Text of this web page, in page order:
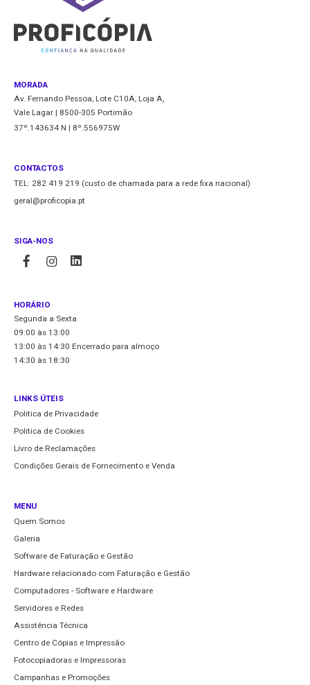
MORADA
Av. Fernando Pessoa, Lote C10A, Loja A,
Vale Lagar | 8500-305 Portimão
37º.143634 N | 8º.556975W
CONTACTOS
TEL: 282 419 219 (custo de chamada para a rede fixa nacional)
geral@proficopia.pt
SIGA-NOS
HORÁRIO
Segunda a Sexta
09:00 às 13:00
13:00 às 14:30 Encerrado para almoço
14:30 às 18:30
LINKS ÚTEIS
Politica de Privacidade
Politica de Cookies
Livro de Reclamações
Condições Gerais de Fornecimento e Venda
MENU
Quem Somos
Galeria
Software de Faturação e Gestão
Hardware relacionado com Faturação e Gestão
Computadores - Software e Hardware
Servidores e Redes
Assistência Técnica
Centro de Cópias e Impressão
Fotocopiadoras e Impressoras
Campanhas e Promoções